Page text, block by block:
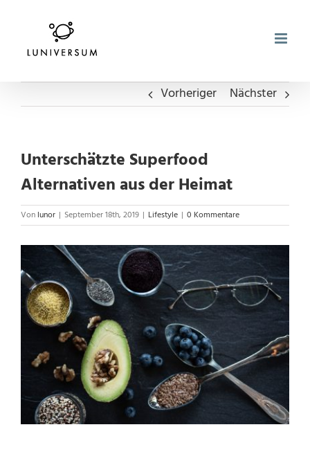
springen
Vorheriger Nächster
Unterschätzte Superfood
Alternativen aus der Heimat
Von lunor | September 18th, 2019 | Lifestyle | 0 Kommentare